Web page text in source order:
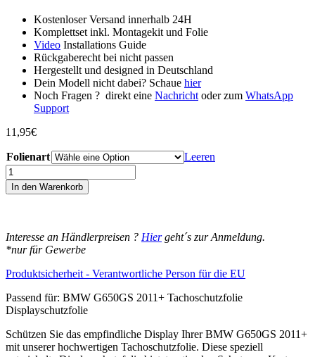
Kostenloser Versand innerhalb 24H
Komplettset inkl. Montagekit und Folie
Video Installations Guide
Rückgaberecht bei nicht passen
Hergestellt und designed in Deutschland
Dein Modell nicht dabei? Schaue hier
Noch Fragen ? direkt eine Nachricht oder zum WhatsApp
Support
11,95€
Folienart
Leeren
BMW
G650GS
2011+
Moto
Screenies
Tachoschutzfolie
Schutzglas-
Displayfolie
Made
Germany
Menge
In den Warenkorb
Interesse an Händlerpreisen ? Hiergeht´s zur Anmeldung.
*nur für Gewerbe
Produktsicherheit - Verantwortliche Person für die EU
Passend für: BMW G650GS 2011+ Tachoschutzfolie
Displayschutzfolie
Schützen Sie das empfindliche Display Ihrer BMW G650GS 2011+
mit unserer hochwertigen Tachoschutzfolie. Diese speziell